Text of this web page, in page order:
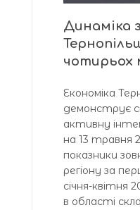
Динаміка
чотирьох
Економіка
демонструє
активну
на 13 травня
показники
регіону за
січня-квітня
в області